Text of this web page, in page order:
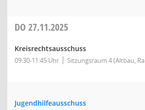
DO 27.11.2025
Kreisrechtsausschuss
09:30-11:45 Uhr Sitzungsraum 4 (Altbau,
Jugendhilfeausschuss